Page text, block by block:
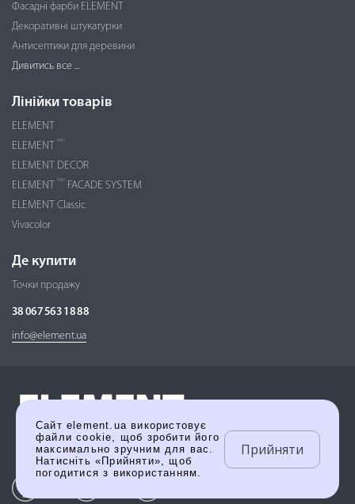
Фасадні фарби ELEMENT
Декоративні штукатурки
Антисептики для деревини
Дивитись все ...
Лінійки товарів
ELEMENT
ELEMENT
PRO
ELEMENT DECOR
ELEMENT
PRO
FACADE SYSTEM
ELEMENT Classic
Vivacolor
Де купити
Точки продажу
38 067 563 18 88
info@element.ua
Сайт element.ua використовує
файли cookie, щоб зробити його
максимально зручним для вас.
Натисніть «Прийняти», щоб
погодитися з використанням.
Прийняти